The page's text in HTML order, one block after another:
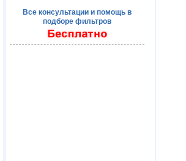
Все консультации и помощь в
подборе фильтров